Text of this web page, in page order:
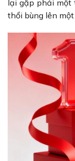
lại gặp phải một
thổi bùng lên